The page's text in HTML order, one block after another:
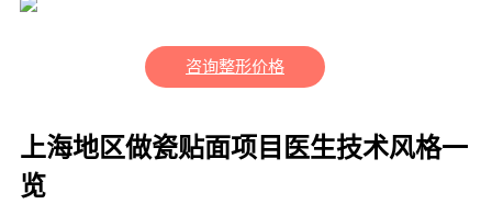
咨询整形价格
上海地区做瓷贴面项目医生技术风格一
览